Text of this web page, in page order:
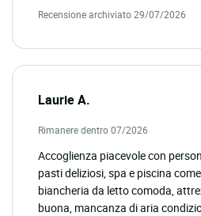
Recensione archiviato 29/07/2026
Laurie A.
Rimanere dentro 07/2026
Accoglienza piacevole con
pasti deliziosi, spa e piscina
biancheria da letto comoda,
buona, mancanza di aria